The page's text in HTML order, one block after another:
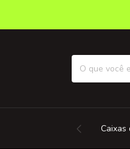
Caixas